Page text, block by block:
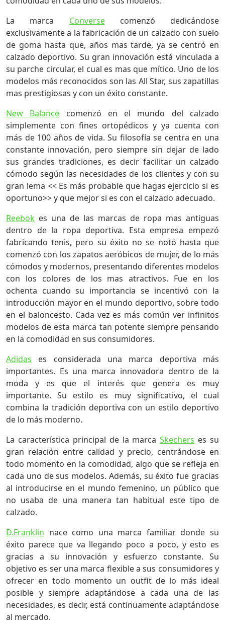
La marca Conversecomenzó dedicándose
exclusivamente a la fabricación de un calzado con suelo
de goma hasta que, años mas tarde, ya se centró en
calzado deportivo. Su gran innovación está vinculada a
su parche circular, el cual es mas que mítico. Uno de los
modelos más reconocidos son las All Star, sus zapatillas
mas prestigiosas y con un éxito constante.
New Balance comenzó en el mundo del calzado
simplemente con fines ortopédicos y ya cuenta con
más de 100 años de vida. Su filosofía se centra en una
constante innovación, pero siempre sin dejar de lado
sus grandes tradiciones, es decir facilitar un calzado
cómodo según las necesidades de los clientes y con su
gran lema << Es más probable que hagas ejercicio si es
oportuno>> y que mejor si es con el calzado adecuado.
Reebok es una de las marcas de ropa mas antiguas
dentro de la ropa deportiva. Esta empresa empezó
fabricando tenis, pero su éxito no se notó hasta que
comenzó con los zapatos aeróbicos de mujer, de lo más
cómodos y modernos, presentando diferentes modelos
con los colores de los mas atractivos. Fue en los
ochenta cuando su importancia se incentivó con la
introducción mayor en el mundo deportivo, sobre todo
en el baloncesto. Cada vez es más común ver infinitos
modelos de esta marca tan potente siempre pensando
en la comodidad en sus consumidores.
Adidas es considerada una marca deportiva más
importantes. Es una marca innovadora dentro de la
moda y es que el interés que genera es muy
importante. Su estilo es muy significativo, el cual
combina la tradición deportiva con un estilo deportivo
de lo más moderno.
La característica principal de la marcaSkechers es su
gran relación entre calidad y precio, centrándose en
todo momento en la comodidad, algo que se refleja en
cada uno de sus modelos. Además, su éxito fue gracias
al introducirse en el mundo femenino, un público que
no usaba de una manera tan habitual este tipo de
calzado.
D.Franklin nace como una marca familiar donde su
éxito parece que va llegando poco a poco, y esto es
gracias a su innovación y esfuerzo constante. Su
objetivo es ser una marca flexible a sus consumidores y
ofrecer en todo momento un outfit de lo más ideal
posible y siempre adaptándose a cada una de las
necesidades, es decir, está continuamente adaptándose
al mercado.